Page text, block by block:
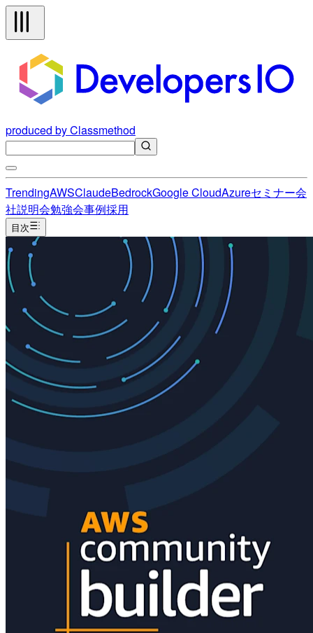
produced by Classmethod
TrendingAWSClaudeBedrockGoogle CloudAzureセミナー会
社説明会勉強会事例採用
目次